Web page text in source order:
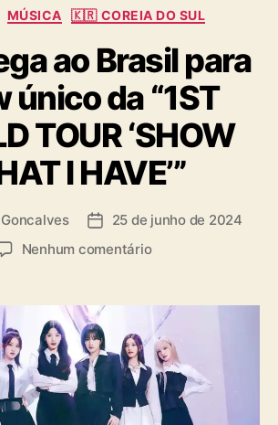
C
t
e
g
o
r
i
MÚSICA 🇰🇷 COREIA DO SUL
ao Brasil para
único da “1ST
TOUR ‘SHOW
I HAVE’”
D
d
e
p
u
b
25 de junho de 2024
Nenhum comentárioe
V
E
c
h
e
g